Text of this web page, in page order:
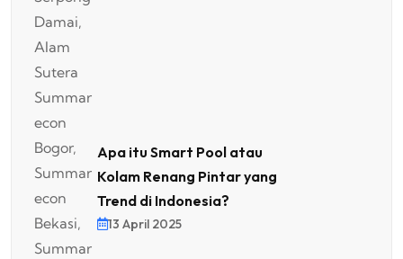
Apa itu Smart Pool atau
Kolam Renang Pintar yang
Trend di Indonesia?
13 April 2025